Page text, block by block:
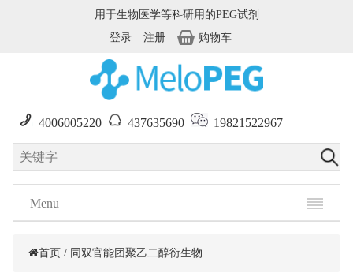
用于生物医学等科研用的PEG试剂
登录
注册 购物车
4006005220 437635690 19821522967
Menu
首页 / 同双官能团聚乙二醇衍生物